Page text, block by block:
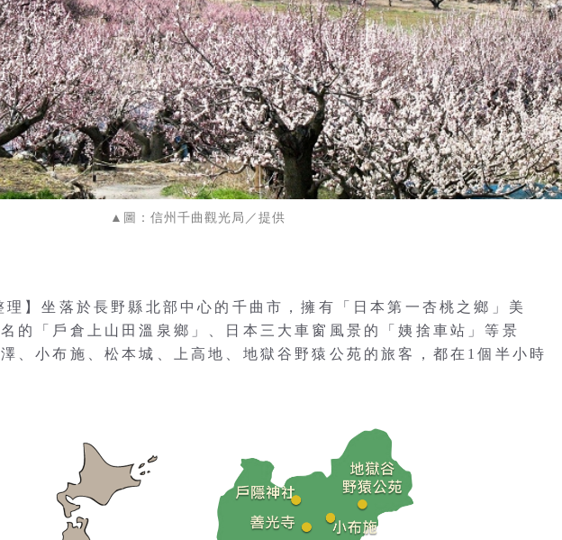
▲圖：信州千曲觀光局／提供
理】坐落於長野縣北部中心的千曲市，擁有「日本第一杏桃之鄉」美
的「戶倉上山田溫泉鄉」、日本三大車窗風景的「姨捨車站」等景
、小布施、松本城、上高地、地獄谷野猿公苑的旅客，都在1個半小時